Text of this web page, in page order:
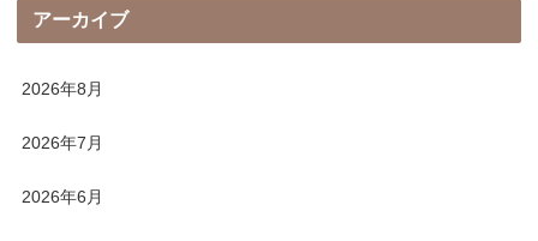
アーカイブ
2026年8月
2026年7月
2026年6月